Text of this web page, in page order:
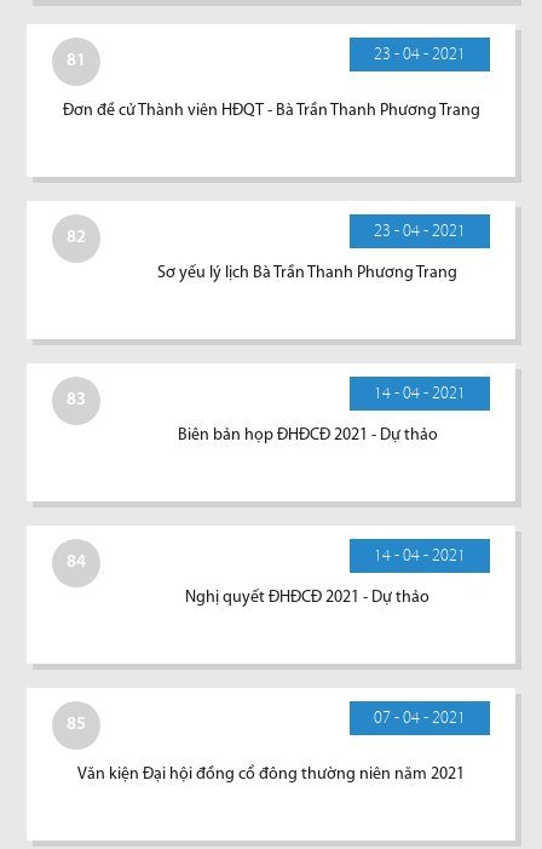
81 23 - 04 - 2021
Đơn đề cử Thành viên HĐQT - Bà Trần Thanh Phương Trang
82 23 - 04 - 2021
Sơ yếu lý lịch Bà Trần Thanh Phương Trang
83 14 - 04 - 2021
Biên bản họp ĐHĐCĐ 2021 - Dự thảo
84 14 - 04 - 2021
Nghị quyết ĐHĐCĐ 2021 - Dự thảo
85 07 - 04 - 2021
Văn kiện Đại hội đồng cổ đông thường niên năm 2021